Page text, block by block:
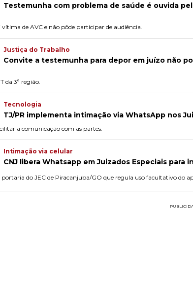
Testemunha com problema de saúde é ouvida
de AVC e não pôde participar de audiência.
Justiça do Trabalho
Convite a testemunha para depor em juízo não
da 3ª região.
Tecnologia
TJ/PR implementa intimação via WhatsApp nos
a comunicação com as partes.
Intimação via celular
CNJ libera Whatsapp em Juizados Especiais
do JEC de Piracanjuba/GO que regula uso facultativo do